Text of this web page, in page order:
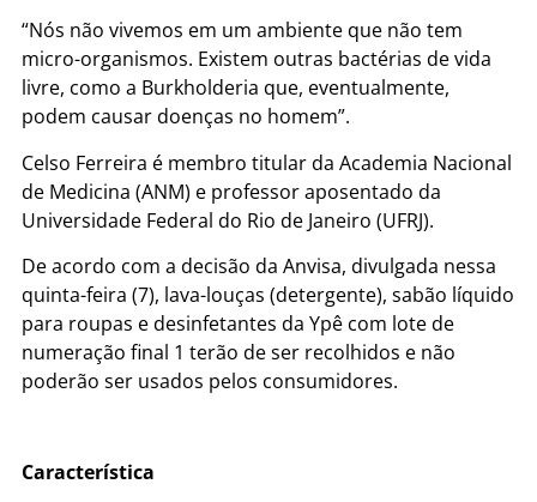
“Nós não vivemos em um ambiente que não tem
micro-organismos. Existem outras bactérias de vida
livre, como a Burkholderia que, eventualmente,
podem causar doenças no homem”.
Celso Ferreira é membro titular da Academia Nacional
de Medicina (ANM) e professor aposentado da
Universidade Federal do Rio de Janeiro (UFRJ).
De acordo com a decisão da Anvisa, divulgada nessa
quinta-feira (7), lava-louças (detergente), sabão líquido
para roupas e desinfetantes da Ypê com lote de
numeração final 1 terão de ser recolhidos e não
poderão ser usados pelos consumidores.
Característica